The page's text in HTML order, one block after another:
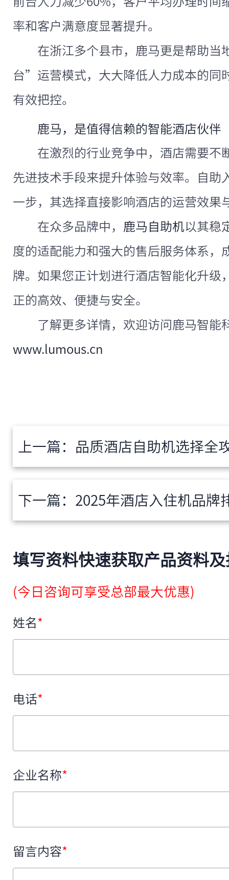
率和客户满意度显著提升。
在浙江多个县市，鹿马更是帮助
台”运营模式，大大降低人力成本的同
有效把控。
鹿马，是值得信赖的智能酒店伙伴
在激烈的行业竞争中，酒店需要不
先进技术手段来提升体验与效率。自助
一步，其选择直接影响酒店的运营效果
在众多品牌中， 鹿马自助机以其稳
度的适配能力和强大的售后服务体系，
牌。如果您正计划进行酒店智能化升级
正的高效、便捷与安全。
了解更多详情，欢迎访问鹿马智能
www.lumous.cn
上一篇： 品质酒店自助机选择全攻略：2025
下一篇： 2025年酒店入住机品牌排行：
填写资料快速获取产品资料
(今日咨询可享受总部最大优惠)
姓名*
电话*
企业名称*
留言内容*